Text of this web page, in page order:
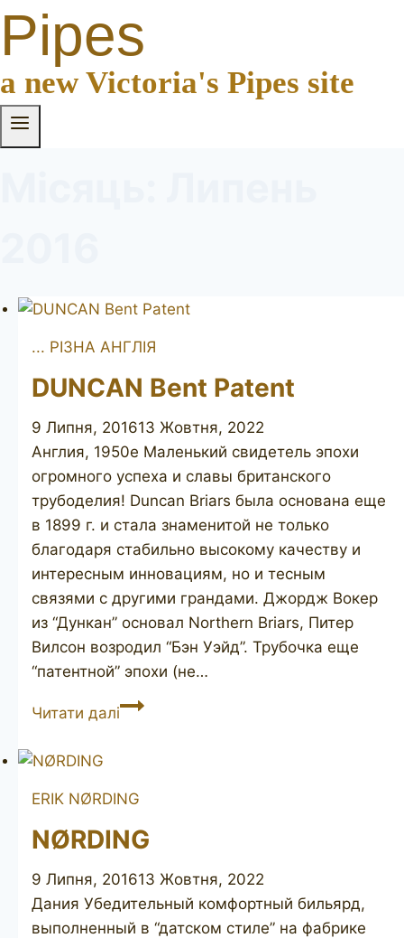
Pipes
a new Victoria's Pipes site
... РІЗНА АНГЛІЯ
DUNCAN Bent Patent
9 Липня, 201613 Жовтня, 2022
Англия, 1950е Маленький свидетель эпохи
огромного успеха и славы британского
трубоделия! Duncan Briars была основана еще
в 1899 г. и стала знаменитой не только
благодаря стабильно высокому качеству и
интересным инновациям, но и тесным
связями с другими грандами. Джордж Вокер
из “Дункан” основал Northern Briars, Питер
Вилсон возродил “Бэн Уэйд”. Трубочка еще
“патентной” эпохи (не…
Читати даліDUNCAN
ERIK NØRDING
NØRDING
9 Липня, 201613 Жовтня, 2022
Дания Убедительный комфортный бильярд,
выполненный в “датском стиле” на фабрике